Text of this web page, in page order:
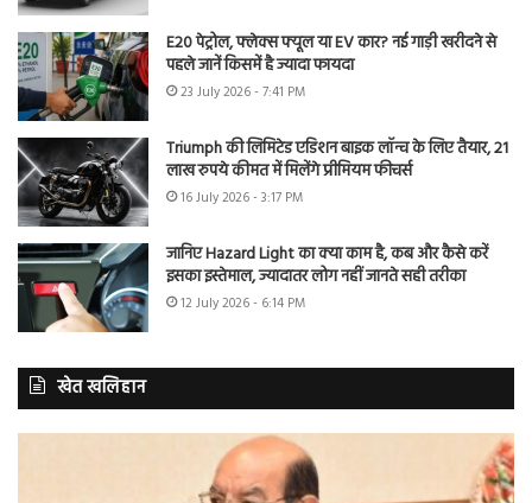
E20 पेट्रोल, फ्लेक्स फ्यूल या EV कार? नई गाड़ी खरीदने से
पहले जानें किसमें है ज्यादा फायदा
23 July 2026 - 7:41 PM
Triumph की लिमिटेड एडिशन बाइक लॉन्च के लिए तैयार, 21
लाख रुपये कीमत में मिलेंगे प्रीमियम फीचर्स
16 July 2026 - 3:17 PM
जानिए Hazard Light का क्या काम है, कब और कैसे करें
इसका इस्तेमाल, ज्यादातर लोग नहीं जानते सही तरीका
12 July 2026 - 6:14 PM
खेत खलिहान